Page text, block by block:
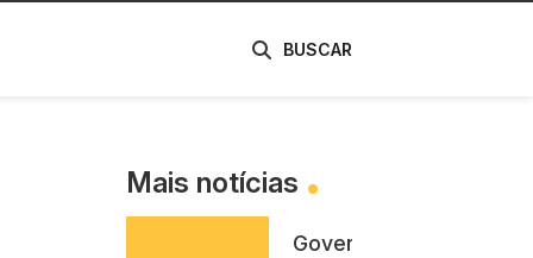
BUSCAR
Mais notícias
Governo